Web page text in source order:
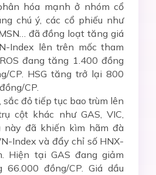
hóa mạnh ở nhóm cổ
chú ý, các cổ phiếu như
đã đồng loạt tăng giá
Index lên trên mốc tham
đang tăng 1.400 đồng
CP. HSG tăng trở lại 800
CP.
sắc đỏ tiếp tục bao trùm lên
cột khác như GAS, VIC,
này đã khiến kìm hãm đà
Index và đẩy chỉ số HNX-
Hiện tại GAS đang giảm
66.000 đồng/CP. Giá dầu